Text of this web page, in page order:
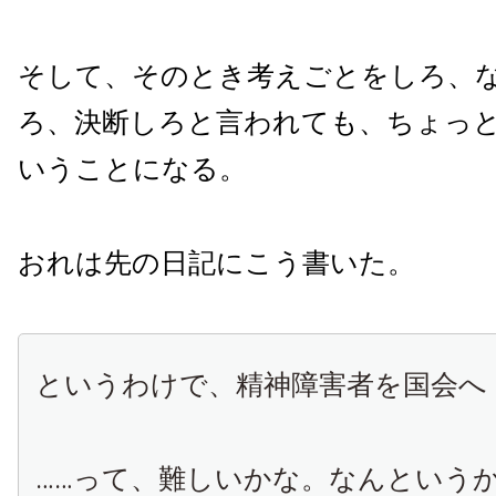
そして、そのとき考えごとをしろ、
ろ、決断しろと言われても、ちょっ
いうことになる。
おれは先の日記にこう書いた。
というわけで、精神障害者を国会へ
……って、難しいかな。なんという